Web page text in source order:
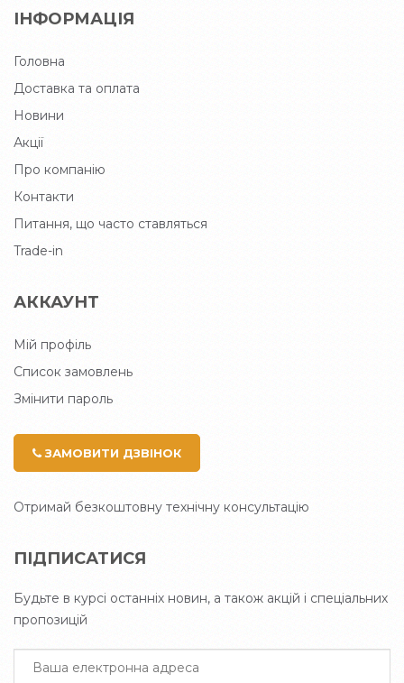
ІНФОРМАЦІЯ
Головна
Доставка та оплата
Новини
Акції
Про компанію
Контакти
Питання, що часто ставляться
Trade-in
АККАУНТ
Мій профіль
Список замовлень
Змінити пароль
ЗАМОВИТИ ДЗВІНОК
Отримай безкоштовну технічну консультацію
ПІДПИСАТИСЯ
Будьте в курсі останніх новин, а також акцій і спеціальних
пропозицій